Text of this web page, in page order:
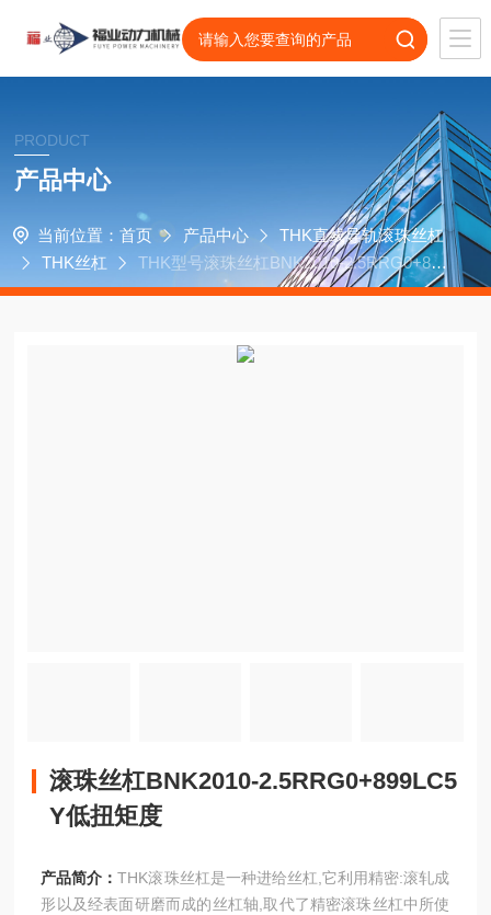
PRODUCT
产品中心
当前位置： 首页 产品中心
THK直线导轨滚珠丝杠
THK丝杠
THK型号滚珠丝杠BNK2010-2.5RRG0+89
9LC5Y低扭矩度
滚珠丝杠BNK2010-2.5RRG0+899LC5
Y低扭矩度
产品简介：THK滚珠丝杠是一种进给丝杠,它利用精密:滚轧成
形以及经表面研磨而成的丝杠轴,取代了精密滚珠丝杠中所使